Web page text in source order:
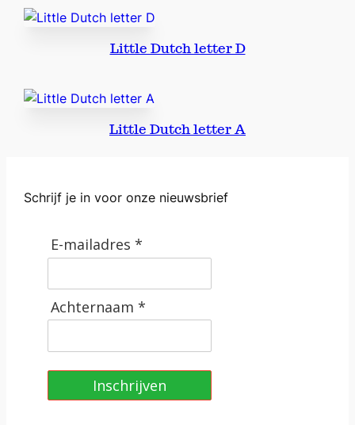
Little Dutch letter D
Little Dutch letter A
Schrijf je in voor onze nieuwsbrief
E-mailadres *
Achternaam *
Inschrijven